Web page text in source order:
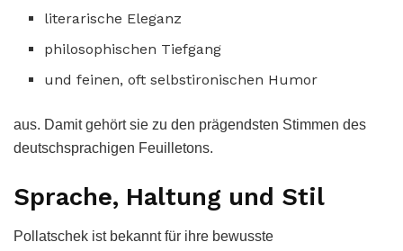
literarische Eleganz
philosophischen Tiefgang
und feinen, oft selbstironischen Humor
aus. Damit gehört sie zu den prägendsten Stimmen des
deutschsprachigen Feuilletons.
Sprache, Haltung und Stil
Pollatschek ist bekannt für ihre bewusste